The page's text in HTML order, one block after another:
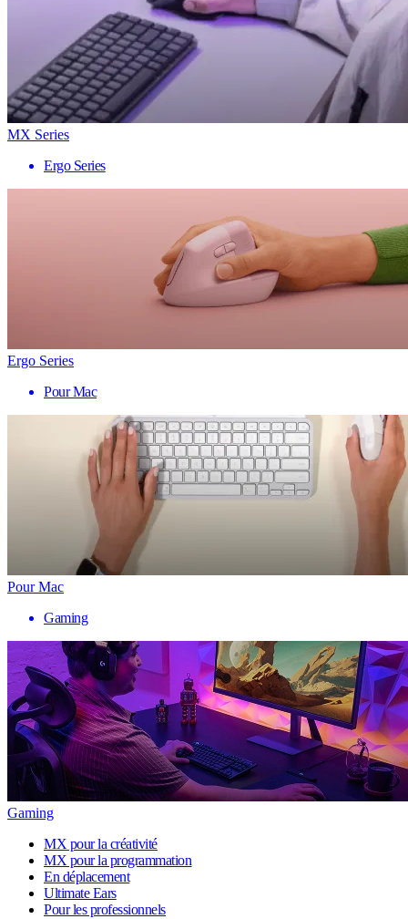
MX Series
Ergo Series
Ergo Series
Pour Mac
Pour Mac
Gaming
Gaming
MX pour la créativité
MX pour la programmation
En déplacement
Ultimate Ears
Pour les professionnels